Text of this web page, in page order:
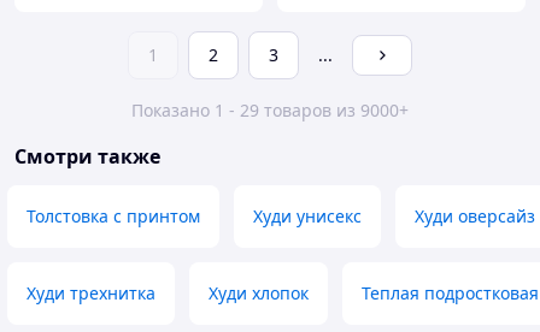
1 2 3 ...
Показано 1 - 29 товаров из 9000+
Смотри также
Толстовка с принтом Худи унисекс Худи
Худи трехнитка Худи хлопок Теплая